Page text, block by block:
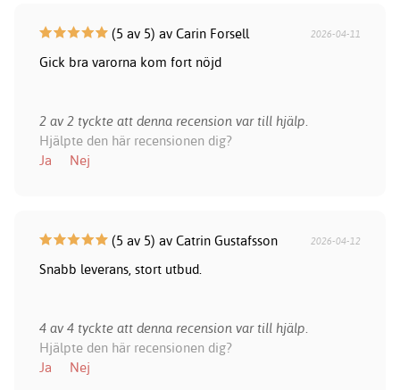
(5 av 5) av Carin Forsell 2026-04-11
Gick bra varorna kom fort nöjd
2 av 2 tyckte att denna recension var till hjälp.
Hjälpte den här recensionen dig?
Ja
Nej
(5 av 5) av Catrin Gustafsson 2026-04-12
Snabb leverans, stort utbud.
4 av 4 tyckte att denna recension var till hjälp.
Hjälpte den här recensionen dig?
Ja
Nej